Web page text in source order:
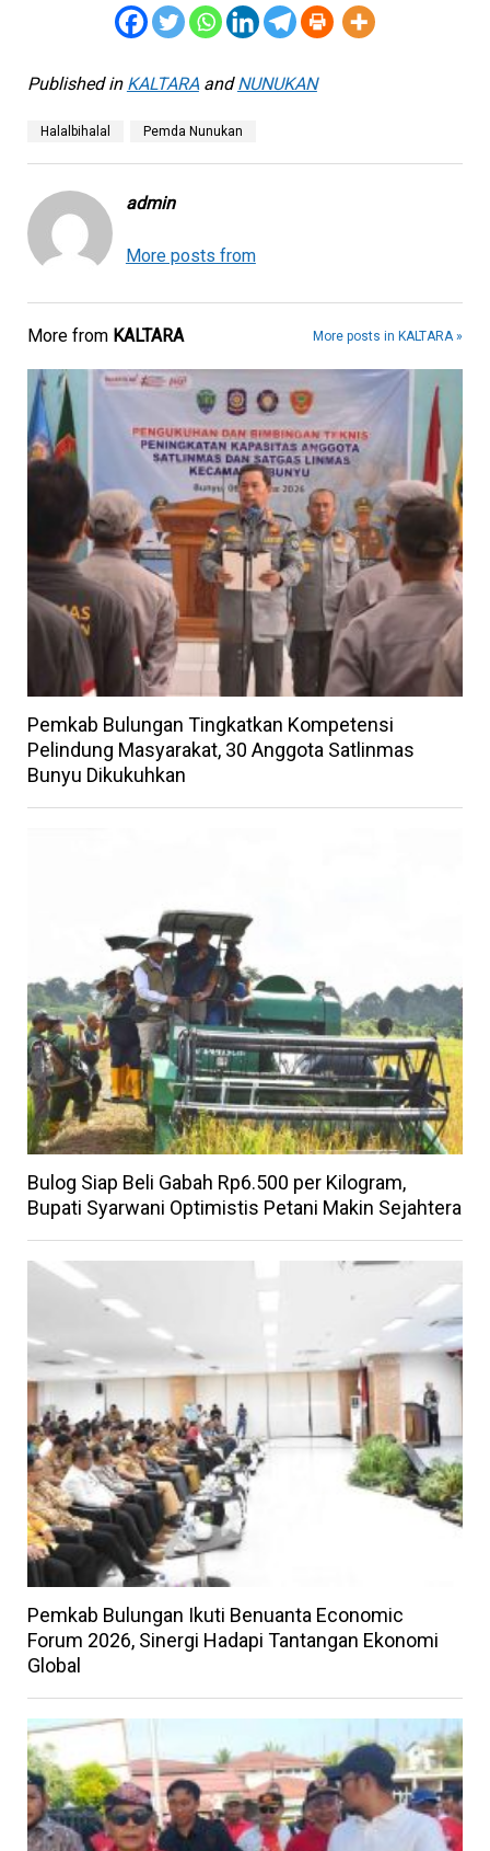
Published in KALTARAandNUNUKAN
Halalbihalal Pemda Nunukan
admin
More posts from
More from KALTARA More posts in KALTARA »
Pemkab Bulungan Tingkatkan Kompetensi
Pelindung Masyarakat, 30 Anggota Satlinmas
Bunyu Dikukuhkan
Bulog Siap Beli Gabah Rp6.500 per Kilogram,
Bupati Syarwani Optimistis Petani Makin Sejahtera
Pemkab Bulungan Ikuti Benuanta Economic
Forum 2026, Sinergi Hadapi Tantangan Ekonomi
Global